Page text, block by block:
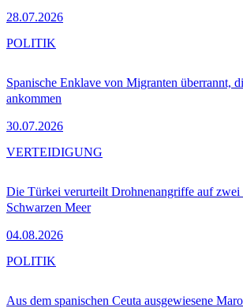
28.07.2026
Spanische Enklave von Migranten überrannt,
ankommen
30.07.2026
POLITIK
Die Türkei verurteilt Drohnenangriffe auf
Schwarzen Meer
04.08.2026
VERTEIDIGUNG
Aus dem spanischen Ceuta ausgewiesene
POLITIK